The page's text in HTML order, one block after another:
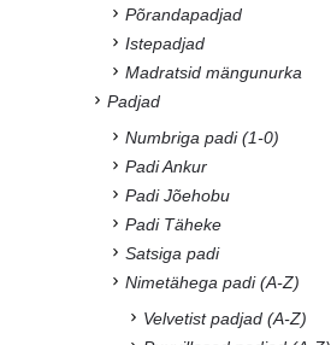
Põrandapadjad
Istepadjad
Madratsid mängunurka
Padjad
Numbriga padi (1-0)
Padi Ankur
Padi Jõehobu
Padi Täheke
Satsiga padi
Nimetähega padi (A-Z)
Velvetist padjad (A-Z)